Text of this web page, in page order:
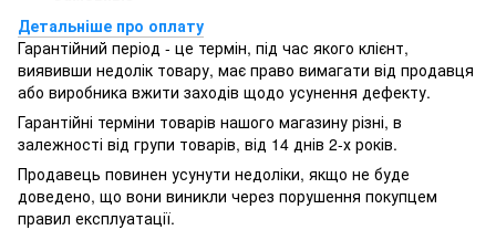
Детальніше про оплату
Гарантійний період - це термін, під час якого клієнт,
виявивши недолік товару, має право вимагати від продавця
або виробника вжити заходів щодо усунення дефекту.
Гарантійні терміни товарів нашого магазину різні, в
залежності від групи товарів, від 14 днів 2-х років.
Продавець повинен усунути недоліки, якщо не буде
доведено, що вони виникли через порушення покупцем
правил експлуатації.